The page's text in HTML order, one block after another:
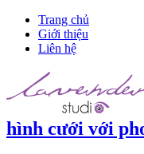
Trang chủ
Giới thiệu
Liên hệ
hình cưới với